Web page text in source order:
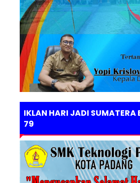
IKLAN HARI JADI SUMATERA
79